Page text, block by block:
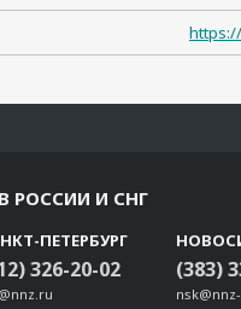
РОССИИ И СНГ
ПЕТЕРБУРГ
326-20-02 (383)